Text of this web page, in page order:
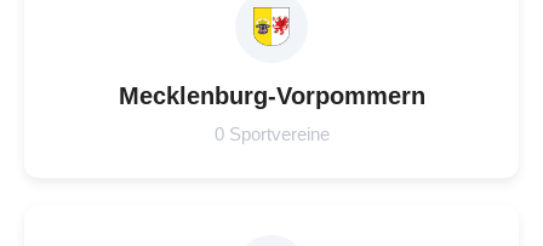
Mecklenburg-Vorpommern
0 Sportvereine